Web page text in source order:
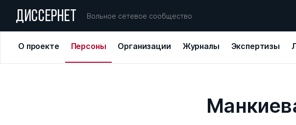
ДИССЕРНЕТ Вольное сетевое сообщество
О проекте Персоны Организации Журналы Экспертизы